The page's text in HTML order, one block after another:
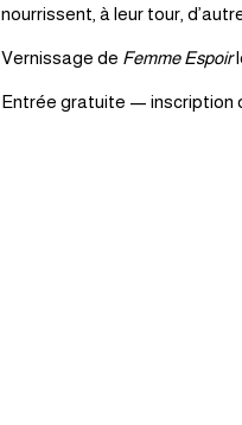
nourrissent, à leur tour,
Vernissage de Femme Espoir
Entrée gratuite — inscription